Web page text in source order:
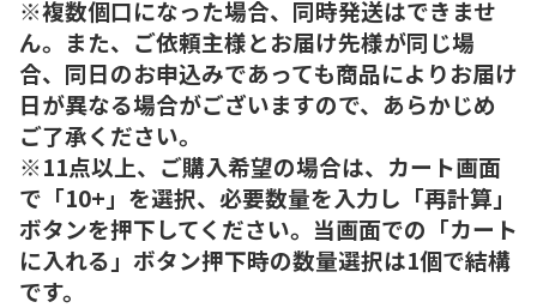
※複数個口になった場合、同時発送はできませ
ん。また、ご依頼主様とお届け先様が同じ場
合、同日のお申込みであっても商品によりお届け
日が異なる場合がございますので、あらかじめ
ご了承ください。
※11点以上、ご購入希望の場合は、カート画面
で「10+」を選択、必要数量を入力し「再計算」
ボタンを押下してください。当画面での「カート
に入れる」ボタン押下時の数量選択は1個で結構
です。